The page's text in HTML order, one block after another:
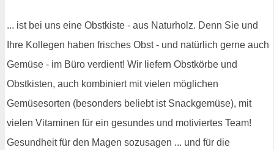
... ist bei uns eine Obstkiste - aus Naturholz. Denn Sie und
Ihre Kollegen haben frisches Obst - und natürlich gerne auch
Gemüse - im Büro verdient! Wir liefern Obstkörbe und
Obstkisten, auch kombiniert mit vielen möglichen
Gemüsesorten (besonders beliebt ist Snackgemüse), mit
vielen Vitaminen für ein gesundes und motiviertes Team!
Gesundheit für den Magen sozusagen ... und für die